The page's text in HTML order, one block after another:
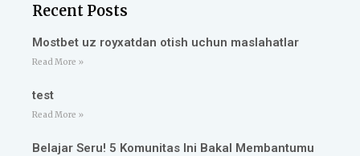
Recent Posts
Mostbet uz royxatdan otish uchun maslahatlar
Read More »
test
Read More »
Belajar Seru! 5 Komunitas Ini Bakal Membantumu